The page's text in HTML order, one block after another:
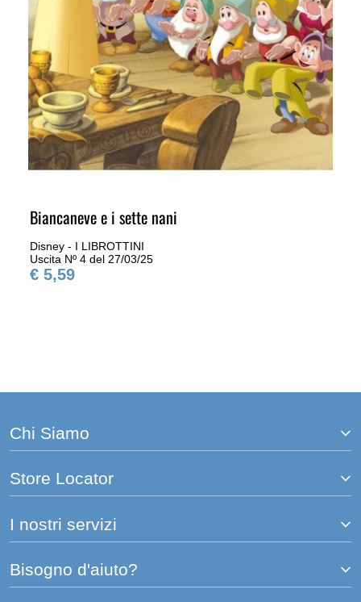
Biancaneve e i sette nani
Disney - I LIBROTTINI
Uscita Nº 4 del 27/03/25
€ 5,59
Chi Siamo
Store Locator
I nostri servizi
Bisogno d'aiuto?